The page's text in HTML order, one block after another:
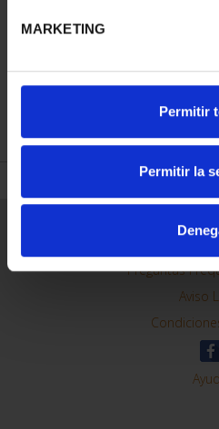
MARKETING
Permitir
Permitir la
Información
Preguntas
Aviso